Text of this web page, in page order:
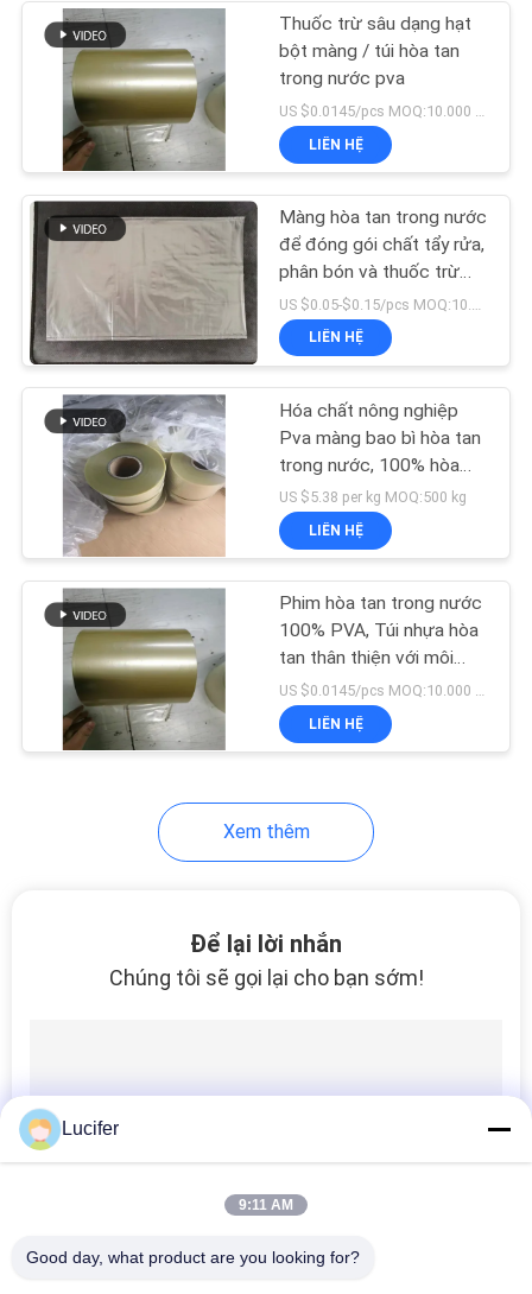
PRIVACY
POLICYVải không dệt hòa
tan trong nước
33
Hạt giống hòa tan
trong nước PVA
Màng nhựa phân
hủy sinh học
Túi mua sắm phân
Túi phân hủy sinh
học
Thuốc trừ sâu dạng hạt
bột màng / túi hòa tan
trong nước pva
LIÊN HỆ
Màng hòa tan trong nước
để đóng gói chất tẩy rửa,
phân bón và thuốc trừ
sâu
LIÊN HỆ
Hóa chất nông nghiệp
Pva màng bao bì hòa tan
trong nước, 100% hòa
tan trong nước không
chứa tinh bột
US $5.38 per kg MOQ:500 kg
LIÊN HỆ
Phim hòa tan trong nước
100% PVA, Túi nhựa hòa
tan thân thiện với môi
trường
US $0.0145/pcs MOQ:10.000 cái
LIÊN HỆ
Xem thêm
Để lại lời nhắn
Chúng tôi sẽ gọi lại cho bạn sớm!
Lucifer
9:11 AM
Good day, what product are you looking for?